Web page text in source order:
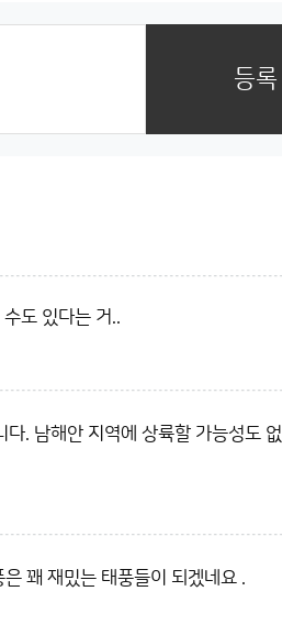
등록
도 있다는 거..
. 남해안 지역에 상륙할 가능성도
꽤 재밌는 태풍들이 되겠네요 .